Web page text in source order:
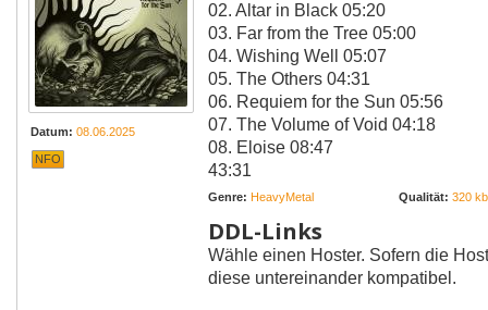
Datum: 08.06.2025
NFO
02. Altar in Black 05:20
03. Far from the Tree 05:00
04. Wishing Well 05:07
05. The Others 04:31
06. Requiem for the Sun 05:56
07. The Volume of Void 04:18
08. Eloise 08:47
43:31
Genre: HeavyMetal Qualität: 320
DDL-Links
Wähle einen Hoster. Sofern die
diese untereinander kompatibel.